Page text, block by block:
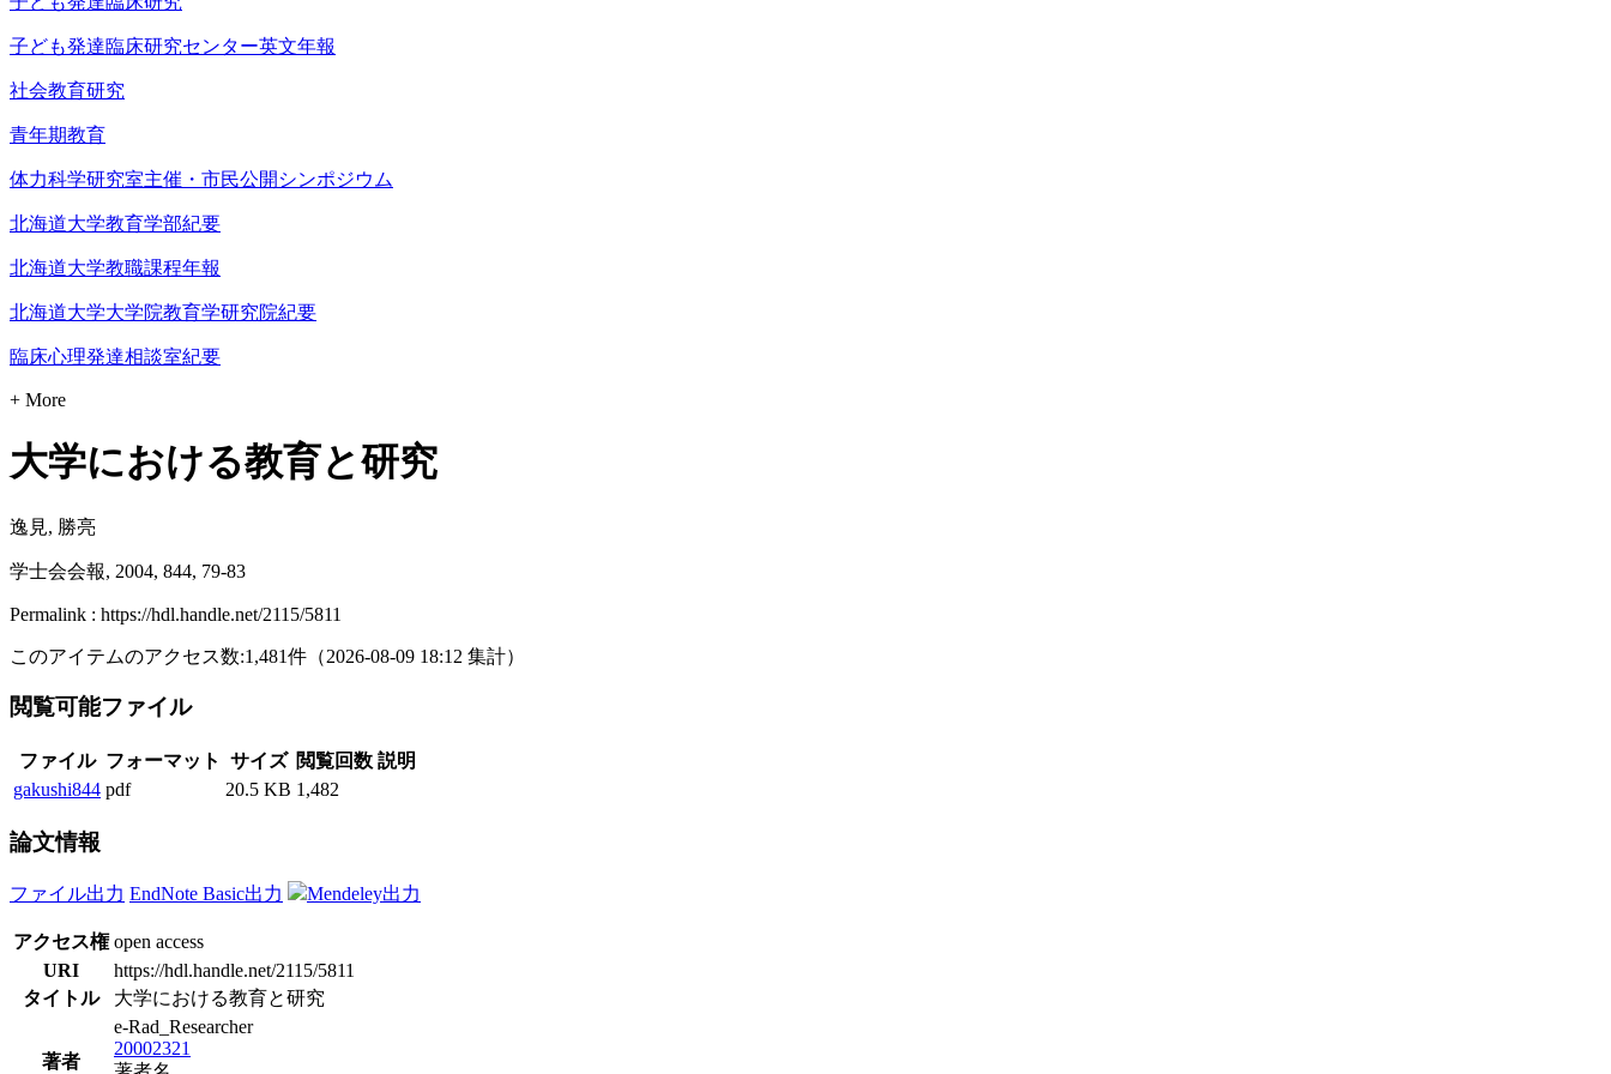
子ども発達臨床研究センター英文年報
社会教育研究
青年期教育
体力科学研究室主催・市民公開シンポジウム
北海道大学教育学部紀要
北海道大学教職課程年報
北海道大学大学院教育学研究院紀要
臨床心理発達相談室紀要
+ More
大学における教育と研究
逸見, 勝亮
学士会会報, 2004, 844, 79-83
Permalink : https://hdl.handle.net/2115/5811
このアイテムのアクセス数:1,481件 （2026-08-09 18:12 集計）
閲覧可能ファイル
ファイル フォーマット サイズ 閲覧回数 説明
gakushi844 pdf 20.5 KB 1,482
論文情報
ファイル出力 EndNote Basic出力 Mendeley出力
アクセス権 open access
URI
https://hdl.handle.net/2115/5811
タイトル
大学における教育と研究
著者
e-Rad_Researcher
20002321